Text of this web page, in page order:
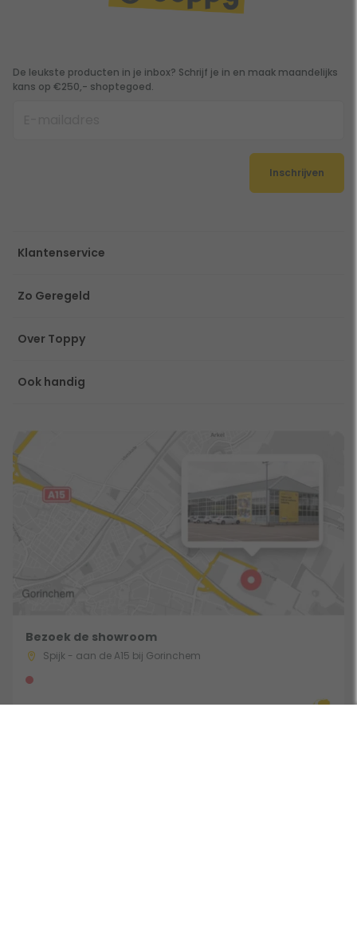
De leukste producten in je inbox? Schrijf je in en maak maandelijks
kans op €250,- shoptegoed.
Inschrijven
Klantenservice
Zo Geregeld
Over Toppy
Ook handig
Bezoek de showroom
Spijk - aan de A15 bij Gorinchem